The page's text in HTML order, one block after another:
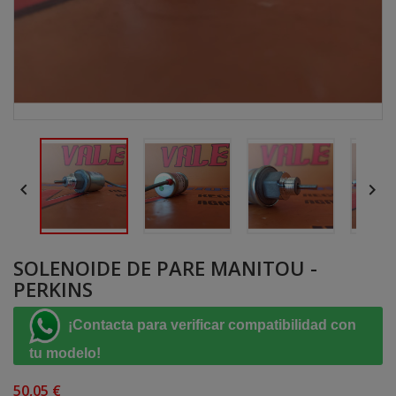
 
SOLENOIDE DE PARE MANITOU -
PERKINS
¡Contacta para verificar compatibilidad con
tu modelo!
50,05 €